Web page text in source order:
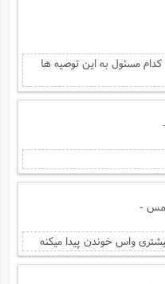
مسئول به این توصیه ها
-
واس خوندن پیدا میکنه